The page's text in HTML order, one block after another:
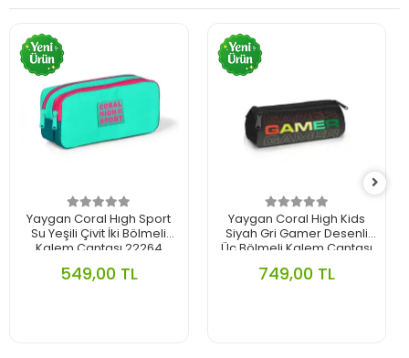
Yaygan Coral Hıgh Sport
Su Yeşili Çivit İki Bölmeli
Kalem Çantası 22264
549,00 TL
Yaygan Coral High Kids
Siyah Gri Gamer Desenli
Üç Bölmeli Kalem Çantası
749,00 TL